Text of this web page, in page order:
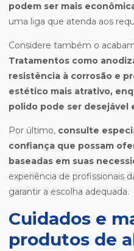
podem ser mais
uma liga que atenda aos
Considere também o
Tratamentos como
resistência à corrosão e
estético mais atrativo,
polido pode ser desejável
Por último, consulte
confiança que possam
baseadas em suas
experiência de profissionais
garantir a escolha adequada.
Cuidados e
produtos de